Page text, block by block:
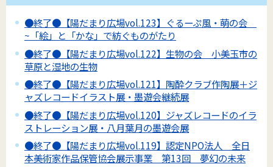
●終了●【陽だまり広場vol.123】ぐるーぷ風・萌の会
~「絵」と「かな」で紡ぐものがたり
●終了●【陽だまり広場vol.122】生物の会 小美玉市の
草原と湿地の生物
●終了●【陽だまり広場vol.121】陶酔クラブ作陶展＋ジ
ャズレコードイラスト展・墨遊会継続展
●終了●【陽だまり広場vol.120】ジャズレコードのイラ
ストレーション展・八月葉月の墨遊会展
●終了●【陽だまり広場vol.119】認定NPO法人 全日
本美術家作品保管協会展示事業 第13回 夢幻の未来